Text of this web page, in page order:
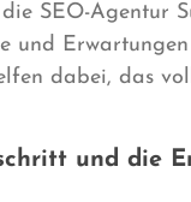
SEO-Agentur
und
dabei, das
und die